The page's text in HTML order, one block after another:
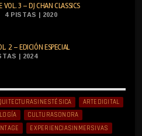
3 – DJ CHAN CLASSICS
4 PISTAS | 2020
2 – EDICIÓN ESPECIAL
| 2024
ARTEDIGITAL
CULTURASONORA
EXPERIENCIASINMERSIVAS